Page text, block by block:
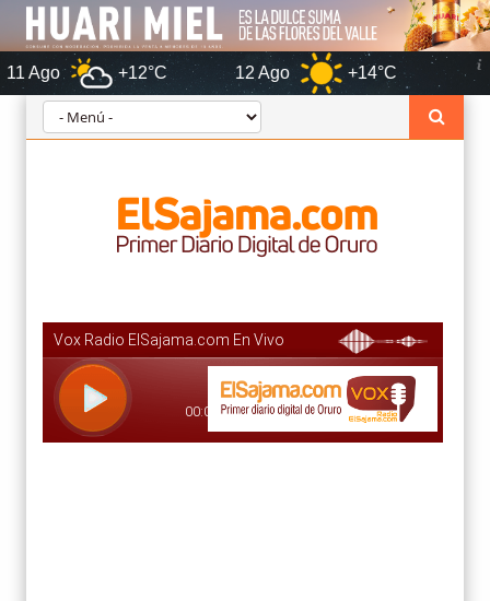
+12°C 12 Ago +14°C Oruro